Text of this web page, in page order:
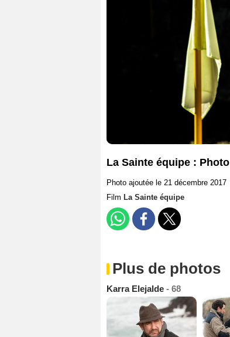
La Sainte équipe : Photo
Photo ajoutée le 21 décembre 2017
Film La Sainte équipe
Plus de photos
Karra Elejalde - 68